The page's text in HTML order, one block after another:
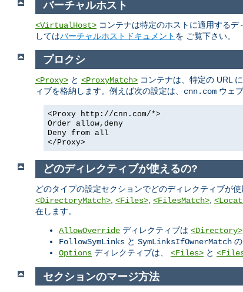
バーチャルホスト
<VirtualHost> コンテナは特定のホストに適用する
してはバーチャルホストドキュメント を ご覧下さい。
プロクシ
<Proxy> と <ProxyMatch> コンテナは、特定の URL
ィブを格納します。例えば次の設定は、 cnn.com ウェ
<Proxy http://cnn.com/*>
Order allow,deny
Deny from all
</Proxy>
どのディレクティブが使えるの?
どのタイプの設定セクションでどのディレクティブが
<DirectoryMatch> <Files> <FilesMatch>
在します。
AllowOverride ディレクティブは <Directory>
FollowSymLinks と SymLinksIfOwnerMatch の
Options ディレクティブは、 <Files> と
セクションのマージ方法